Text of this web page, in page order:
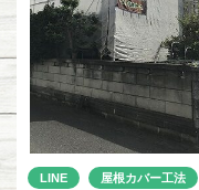
LINE 屋根カバー工法